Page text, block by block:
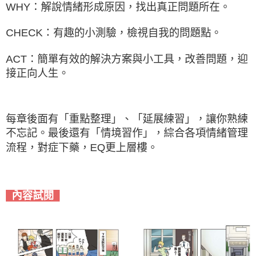
WHY：解說情緒形成原因，找出真正問題所在。
CHECK：有趣的小測驗，檢視自我的問題點。
ACT：簡單有效的解決方案與小工具，改善問題，迎
接正向人生。
每章後面有「重點整理」、「延展練習」，讓你熟練
不忘記。最後還有「情境習作」，綜合各項情緒管理
流程，對症下藥，EQ更上層樓。
內容試閱